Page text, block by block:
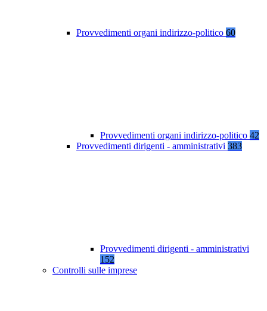
Provvedimenti organi indirizzo-politico 60
Provvedimenti organi indirizzo-politico 42
Provvedimenti dirigenti - amministrativi 383
Provvedimenti dirigenti - amministrativi
152
Controlli sulle imprese